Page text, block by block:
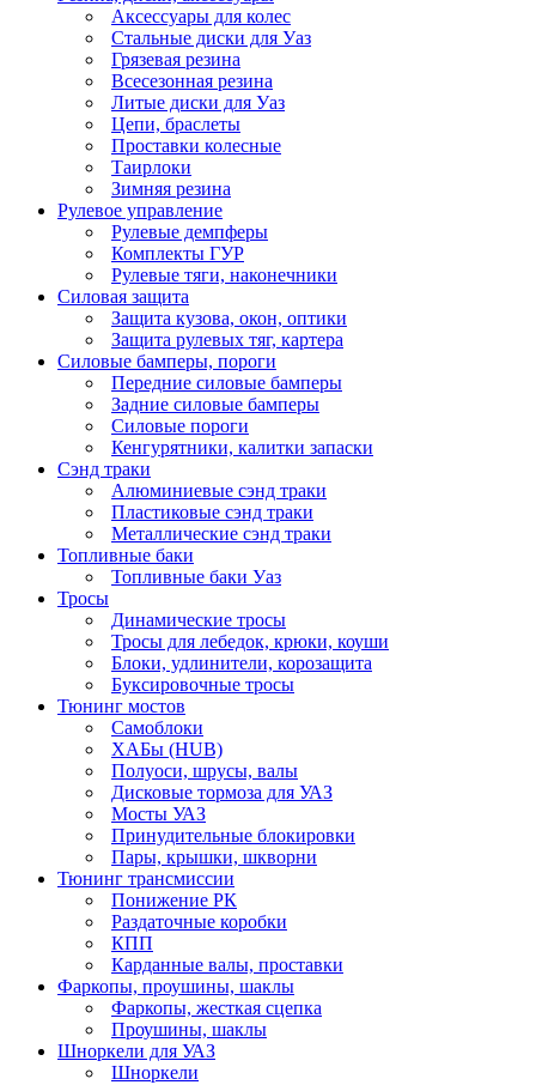
Аксессуары для колес
Стальные диски для Уаз
Грязевая резина
Всесезонная резина
Литые диски для Уаз
Цепи, браслеты
Проставки колесные
Таирлоки
Зимняя резина
Рулевое управление
Рулевые демпферы
Комплекты ГУР
Рулевые тяги, наконечники
Силовая защита
Защита кузова, окон, оптики
Защита рулевых тяг, картера
Силовые бамперы, пороги
Передние силовые бамперы
Задние силовые бамперы
Силовые пороги
Кенгурятники, калитки запаски
Сэнд траки
Алюминиевые сэнд траки
Пластиковые сэнд траки
Металлические сэнд траки
Топливные баки
Топливные баки Уаз
Тросы
Динамические тросы
Тросы для лебедок, крюки, коуши
Блоки, удлинители, корозащита
Буксировочные тросы
Тюнинг мостов
Самоблоки
ХАБы (HUB)
Полуоси, шрусы, валы
Дисковые тормоза для УАЗ
Мосты УАЗ
Принудительные блокировки
Пары, крышки, шкворни
Тюнинг трансмиссии
Понижение РК
Раздаточные коробки
КПП
Карданные валы, проставки
Фаркопы, проушины, шаклы
Фаркопы, жесткая сцепка
Проушины, шаклы
Шноркели для УАЗ
Шноркели